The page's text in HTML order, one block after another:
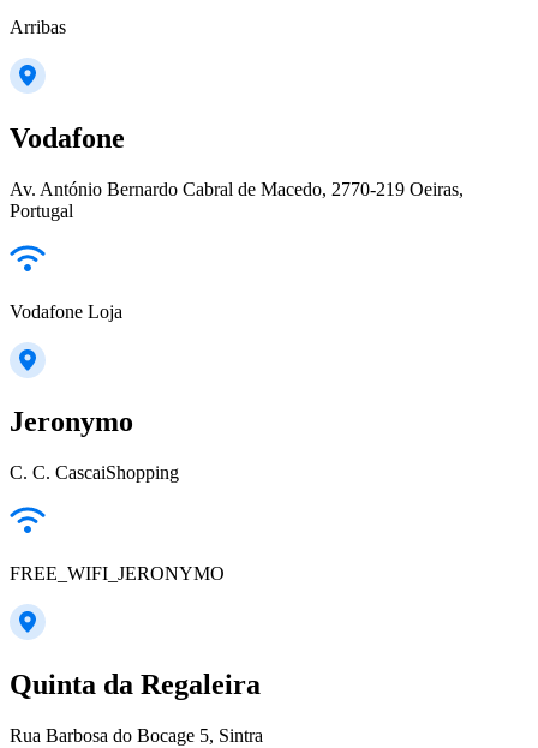
Arribas
Vodafone
Av. António Bernardo Cabral de Macedo, 2770-219 Oeiras,
Portugal
Vodafone Loja
Jeronymo
C. C. CascaiShopping
FREE_WIFI_JERONYMO
Quinta da Regaleira
Rua Barbosa do Bocage 5, Sintra